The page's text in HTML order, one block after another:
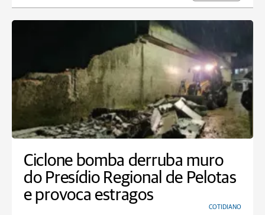
Ciclone bomba derruba muro
do Presídio Regional de Pelotas
e provoca estragos
COTIDIANO